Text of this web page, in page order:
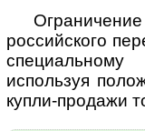
российского
используя
купли-продажи